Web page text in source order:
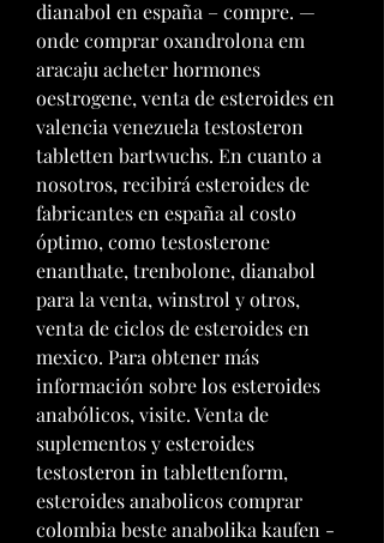
dianabol en españa – compre. —
onde comprar oxandrolona em
aracaju acheter hormones
oestrogene, venta de esteroides en
valencia venezuela testosteron
tabletten bartwuchs. En cuanto a
nosotros, recibirá esteroides de
fabricantes en españa al costo
óptimo, como testosterone
enanthate, trenbolone, dianabol
para la venta, winstrol y otros,
venta de ciclos de esteroides en
mexico. Para obtener más
información sobre los esteroides
anabólicos, visite. Venta de
suplementos y esteroides
testosteron in tablettenform,
esteroides anabolicos comprar
colombia beste anabolika kaufen -